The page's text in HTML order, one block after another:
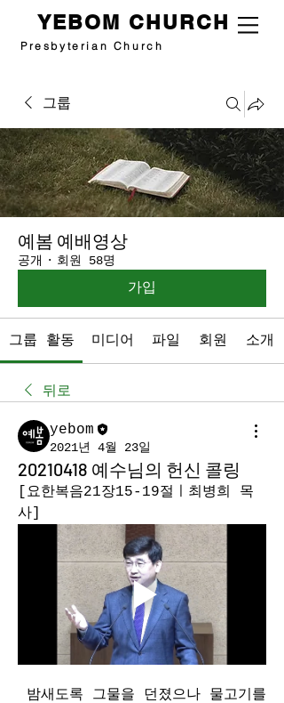
Presbyterian Church
YEBOM CHURCH
그룹
예봄 예배영상
공개 · 회원 58명
가입
그룹 활동 미디어 파일 회원 소개
뒤로
yebom
2021년 4월 23일
20210418 예수님의 헌신 콜링
[요한복음21장15-19절ㅣ최병희 목
사]